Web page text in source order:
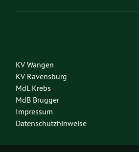
KV Wangen
KV Ravensburg
MdL Krebs
MdB Brugger
Impressum
Datenschutzhinweise